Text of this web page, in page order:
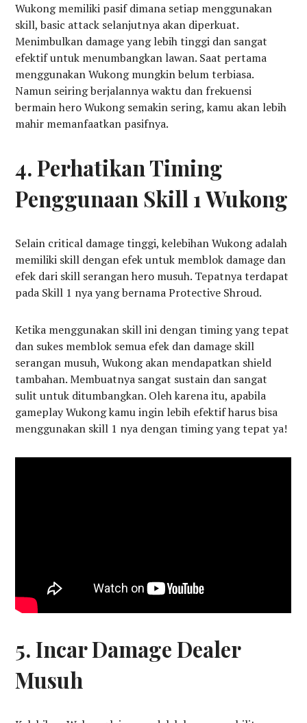
Wukong memiliki pasif dimana setiap menggunakan
skill, basic attack selanjutnya akan diperkuat.
Menimbulkan damage yang lebih tinggi dan sangat
efektif untuk menumbangkan lawan. Saat pertama
menggunakan Wukong mungkin belum terbiasa.
Namun seiring berjalannya waktu dan frekuensi
bermain hero Wukong semakin sering, kamu akan lebih
mahir memanfaatkan pasifnya.
4. Perhatikan Timing
Penggunaan Skill 1 Wukong
Selain critical damage tinggi, kelebihan Wukong adalah
memiliki skill dengan efek untuk memblok damage dan
efek dari skill serangan hero musuh. Tepatnya terdapat
pada Skill 1 nya yang bernama Protective Shroud.
Ketika menggunakan skill ini dengan timing yang tepat
dan sukes memblok semua efek dan damage skill
serangan musuh, Wukong akan mendapatkan shield
tambahan. Membuatnya sangat sustain dan sangat
sulit untuk ditumbangkan. Oleh karena itu, apabila
gameplay Wukong kamu ingin lebih efektif harus bisa
menggunakan skill 1 nya dengan timing yang tepat ya!
5. Incar Damage Dealer
Musuh